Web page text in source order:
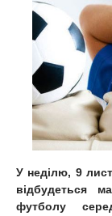
У неділю, 9
відбудеться
футболу